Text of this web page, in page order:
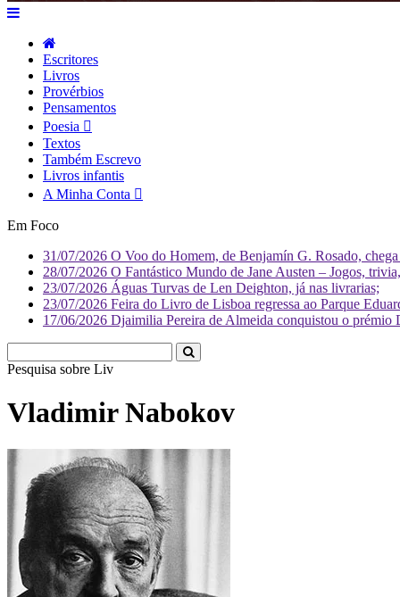
Escritores
Livros
Provérbios
Pensamentos
Poesia
Textos
Também Escrevo
Livros infantis
A Minha Conta
Em Foco
31/07/2026 O Voo do Homem, de Benjamín G. Rosado,
28/07/2026 O Fantástico Mundo de Jane Austen – Jogos,
23/07/2026 Águas Turvas de Len Deighton, já nas livrarias;
23/07/2026 Feira do Livro de Lisboa regressa ao Parque
17/06/2026 Djaimilia Pereira de Almeida conquistou o
Pesquisa sobre Literatura
Vladimir Nabokov